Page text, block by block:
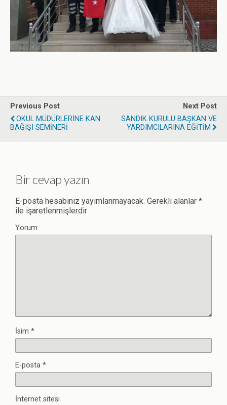
Previous Post
OKUL MÜDÜRLERİNE KAN
BAĞIŞI SEMİNERİ
Next Post
SANDIK KURULU BAŞKAN VE
YARDIMCILARINA EĞİTİM
Bir cevap yazın
E-posta hesabınız yayımlanmayacak. Gerekli alanlar *
ile işaretlenmişlerdir
Yorum
İsim *
E-posta *
İnternet sitesi